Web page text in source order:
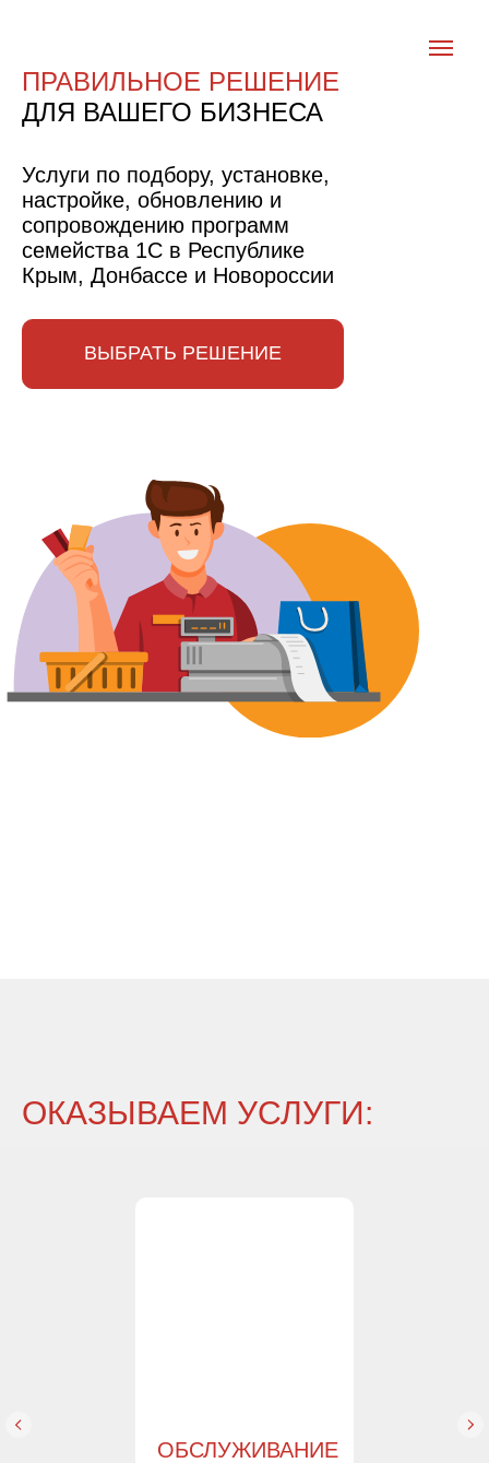
ПРАВИЛЬНОЕ РЕШЕНИЕ
ДЛЯ ВАШЕГО БИЗНЕСА
Услуги по подбору, установке,
настройке, обновлению и
сопровождению программ
семейства 1С в Республике
Крым, Донбассе и Новороссии
ВЫБРАТЬ РЕШЕНИЕ
ОКАЗЫВАЕМ УСЛУГИ:
ОБСЛУЖИВАНИЕ